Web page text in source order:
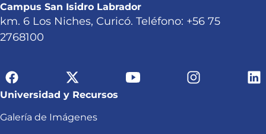
Campus San Isidro Labrador
km. 6 Los Niches, Curicó. Teléfono: +56 75
2768100
Universidad y Recursos
Galería de Imágenes